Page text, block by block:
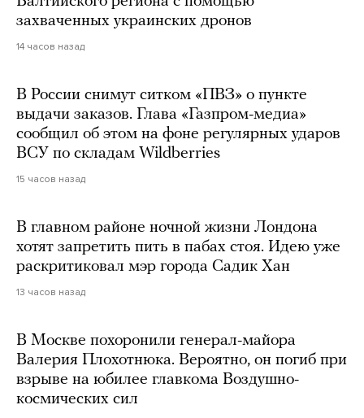
захваченных украинских дронов
14 часов назад
В России снимут ситком «ПВЗ» о пункте
выдачи заказов. Глава «Газпром-медиа»
сообщил об этом на фоне регулярных ударов
ВСУ по складам Wildberries
15 часов назад
В главном районе ночной жизни Лондона
хотят запретить пить в пабах стоя. Идею уже
раскритиковал мэр города Садик Хан
13 часов назад
В Москве похоронили генерал-майора
Валерия Плохотнюка. Вероятно, он погиб при
взрыве на юбилее главкома Воздушно-
космических сил